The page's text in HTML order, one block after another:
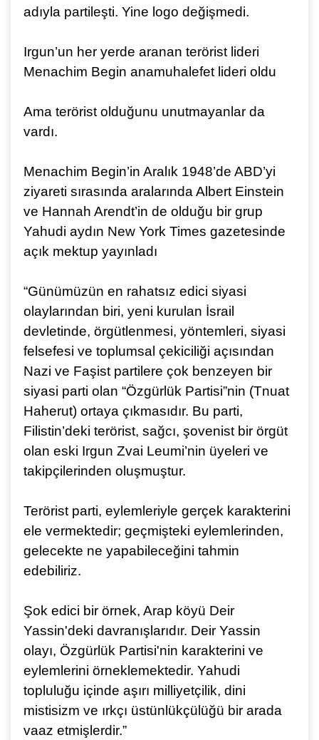
adıyla partileşti. Yine logo değişmedi.
Irgun’un her yerde aranan terörist lideri
Menachim Begin anamuhalefet lideri oldu
Ama terörist olduğunu unutmayanlar da
vardı.
Menachim Begin’in Aralık 1948’de ABD’yi
ziyareti sırasında aralarında Albert Einstein
ve Hannah Arendt’in de olduğu bir grup
Yahudi aydın New York Times gazetesinde
açık mektup yayınladı
“Günümüzün en rahatsız edici siyasi
olaylarından biri, yeni kurulan İsrail
devletinde, örgütlenmesi, yöntemleri, siyasi
felsefesi ve toplumsal çekiciliği açısından
Nazi ve Faşist partilere çok benzeyen bir
siyasi parti olan “Özgürlük Partisi”nin (Tnuat
Haherut) ortaya çıkmasıdır. Bu parti,
Filistin’deki terörist, sağcı, şovenist bir örgüt
olan eski Irgun Zvai Leumi’nin üyeleri ve
takipçilerinden oluşmuştur.
Terörist parti, eylemleriyle gerçek karakterini
ele vermektedir; geçmişteki eylemlerinden,
gelecekte ne yapabileceğini tahmin
edebiliriz.
Şok edici bir örnek, Arap köyü Deir
Yassin'deki davranışlarıdır. Deir Yassin
olayı, Özgürlük Partisi'nin karakterini ve
eylemlerini örneklemektedir. Yahudi
topluluğu içinde aşırı milliyetçilik, dini
mistisizm ve ırkçı üstünlükçülüğü bir arada
vaaz etmişlerdir.”